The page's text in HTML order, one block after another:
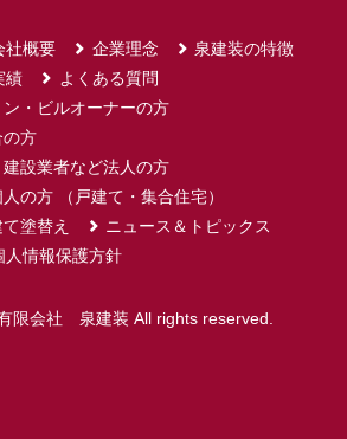
王子市
月
王子市
設
東京都八
王子市
月
王子市
月
社概要 企業理念
泉建装の特徴
績
よくある質問
・ビルオーナーの方
方
設業者など法人の方
の方 （戸建て・集合住宅）
塗替え
ニュース＆トピックス
人情報保護方針
限会社 泉建装 All rights reserved.